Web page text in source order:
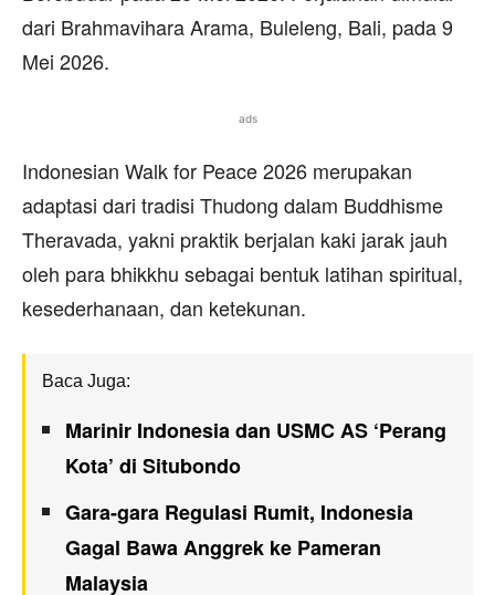
dari Brahmavihara Arama, Buleleng, Bali, pada 9
Mei 2026.
ads
Indonesian Walk for Peace 2026 merupakan
adaptasi dari tradisi Thudong dalam Buddhisme
Theravada, yakni praktik berjalan kaki jarak jauh
oleh para bhikkhu sebagai bentuk latihan spiritual,
kesederhanaan, dan ketekunan.
Baca Juga:
Marinir Indonesia dan USMC AS ‘Perang
Kota’ di Situbondo
Gara-gara Regulasi Rumit, Indonesia
Gagal Bawa Anggrek ke Pameran
Malaysia